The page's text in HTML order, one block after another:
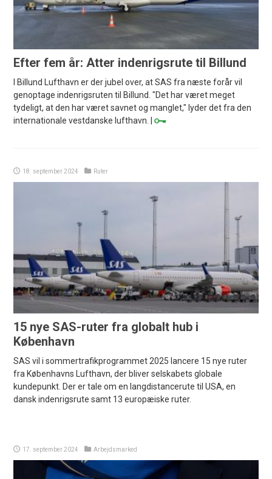
Efter fem år: Atter indenrigsrute til Billund
I Billund Lufthavn er der jubel over, at SAS fra næste forår vil
genoptage indenrigsruten til Billund. "Det har været meget
tydeligt, at den har været savnet og manglet," lyder det fra den
internationale vestdanske lufthavn. |
18. september 2024 Ruter
15 nye SAS-ruter fra globalt hub i
København
SAS vil i sommertrafikprogrammet 2025 lancere 15 nye ruter
fra Københavns Lufthavn, der bliver selskabets globale
kundepunkt. Der er tale om en langdistancerute til USA, en
dansk indenrigsrute samt 13 europæiske ruter.
17. september 2024 Arbejdsmarked